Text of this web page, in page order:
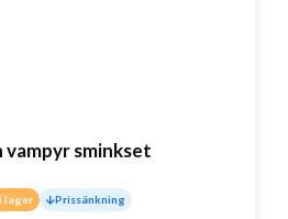
vampyr sminkset
lager Prissänkning